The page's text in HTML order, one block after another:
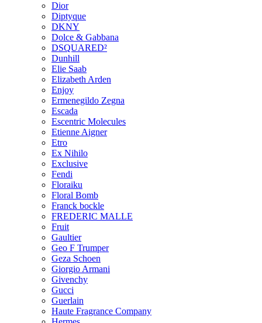
Dior
Diptyque
DKNY
Dolce & Gabbana
DSQUARED²
Dunhill
Elie Saab
Elizabeth Arden
Enjoy
Ermenegildo Zegna
Escada
Escentric Molecules
Etienne Aigner
Etro
Ex Nihilo
Exclusive
Fendi
Floraiku
Floral Bomb
Franck bockle
FREDERIC MALLE
Fruit
Gaultier
Geo F Trumper
Geza Schoen
Giorgio Armani
Givenchy
Gucci
Guerlain
Haute Fragrance Company